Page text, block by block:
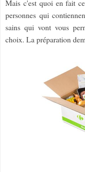
Mais c'est quoi en fait
personnes qui
sains qui vont vous
choix. La préparation